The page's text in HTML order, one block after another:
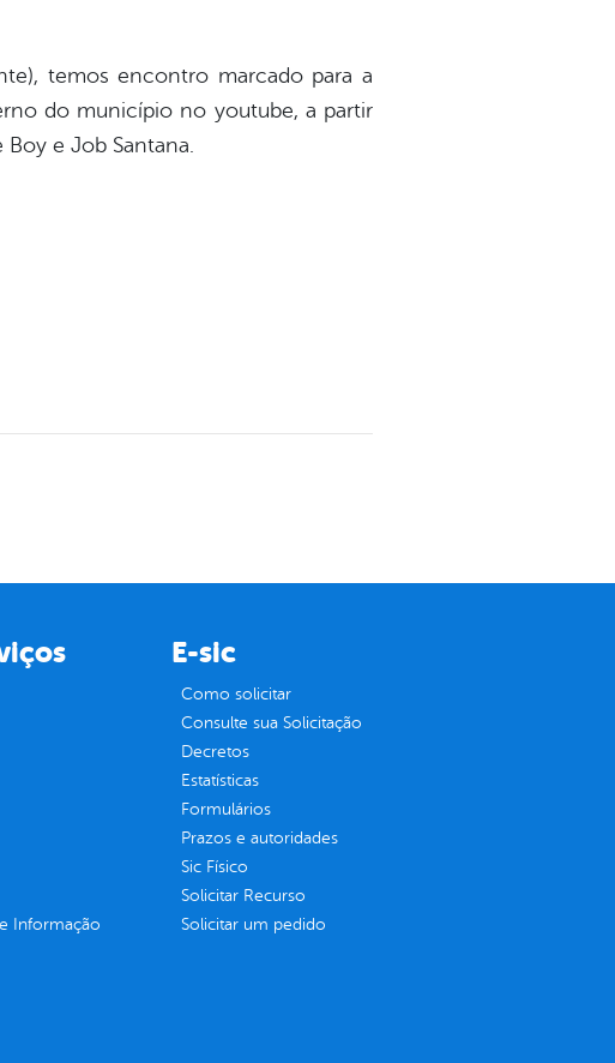
temos encontro marcado para a
do município no youtube, a partir
e Job Santana.
Informação
E-sic
Como solicitar
Consulte sua Solicitação
Decretos
Estatísticas
Formulários
Prazos e autoridades
Sic Físico
Solicitar Recurso
Solicitar um pedido